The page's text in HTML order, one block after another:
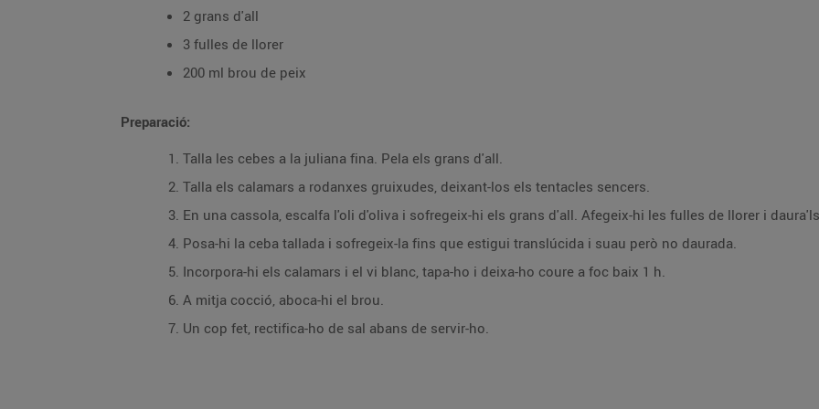
2 grans d'all
3 fulles de llorer
200 ml brou de peix
Preparació:
Talla les cebes a la juliana fina. Pela els grans d'all.
Talla els calamars a rodanxes gruixudes, deixant-los els tentacles sencers.
En una cassola, escalfa l'oli d'oliva i sofregeix-hi els grans d'all. Afegeix-hi les fulles de llorer i
Posa-hi la ceba tallada i sofregeix-la fins que estigui translúcida i suau però no daurada.
Incorpora-hi els calamars i el vi blanc, tapa-ho i deixa-ho coure a foc baix 1 h.
A mitja cocció, aboca-hi el brou.
Un cop fet, rectifica-ho de sal abans de servir-ho.